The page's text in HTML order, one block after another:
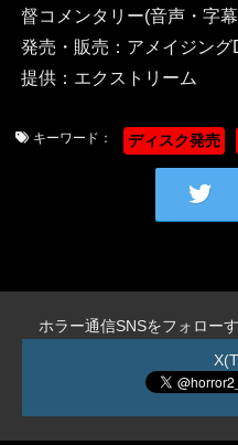
督コメンタリー(音声・字
発売・販売：アメイジング
提供：エクストリーム
キーワード： ディスク発売
ホラー通信SNSをフォロー